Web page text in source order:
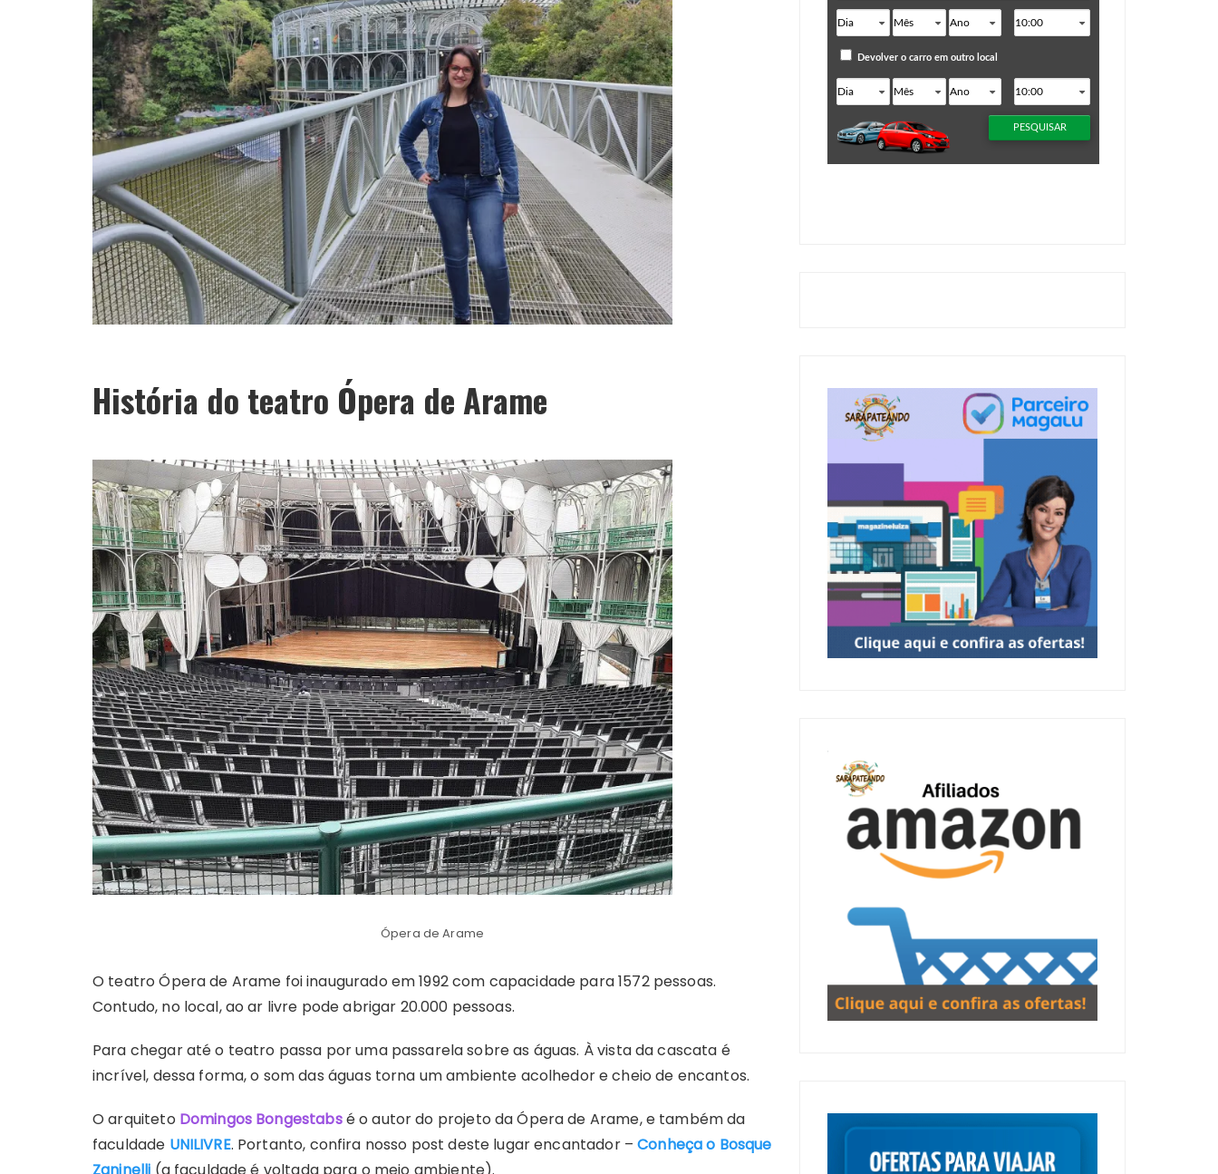
História do teatro Ópera de Arame
Ópera de Arame
O teatro Ópera de Arame foi inaugurado em 1992 com capacidade para 1572 pessoas.
Contudo, no local, ao ar livre pode abrigar 20.000 pessoas.
Para chegar até o teatro passa por uma passarela sobre as águas. À vista da cascata é
incrível, dessa forma, o som das águas torna um ambiente acolhedor e cheio de encantos.
O arquiteto Domingos Bongestabsé o autor do projeto da Ópera de Arame, e também da
faculdade UNILIVRE. Portanto, confira nosso post deste lugar encantador –Conheça o Bosque